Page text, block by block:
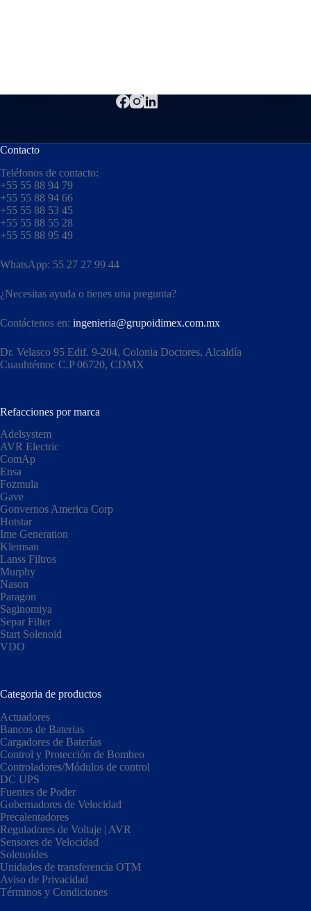
Contacto
Teléfonos de contacto:
+55 55 88 94 79
+55 55 88 94 66
+55 55 88 53 45
+55 55 88 55 28
+55 55 88 95 49
WhatsApp: 55 27 27 99 44
¿Necesitas ayuda o tienes una pregunta?
Contáctenos en: ingenieria@grupoidimex.com.mx
Dr. Velasco 95 Edif. 9-204, Colonia Doctores, Alcaldía
Cuauhtémoc C.P 06720, CDMX​
Refacciones por marca
Adelsystem
AVR Electric
ComAp
Ensa
Fozmula
Gave
Gonvernos America Corp
Hotstar
Ime Generation
Klemsan
Lanss Filtros
Murphy
Nason
Paragon
Saginomiya
Separ Filter
Start Solenoid
VDO
Categoria de productos
Actuadores
Bancos de Baterias
Cargadores de Baterías
Control y Protección de Bombeo
Controladores/Módulos de control
DC UPS
Fuentes de Poder
Gobernadores de Velocidad
Precalentadores
Reguladores de Voltaje | AVR
Sensores de Velocidad
Solenoídes
Unidades de transferencia OTM
Aviso de Privacidad
Términos y Condiciones